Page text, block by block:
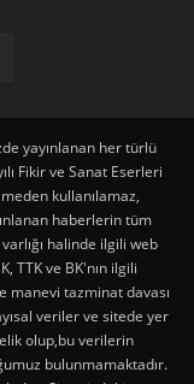
yayınlanan her türlü
Fikir ve Sanat Eserleri
kullanılamaz,
haberlerin tüm
halinde ilgili web
TTK ve BK'nın ilgili
manevi tazminat davası
veriler ve sitede yer
olup,bu verilerin
bulunmamaktadır.